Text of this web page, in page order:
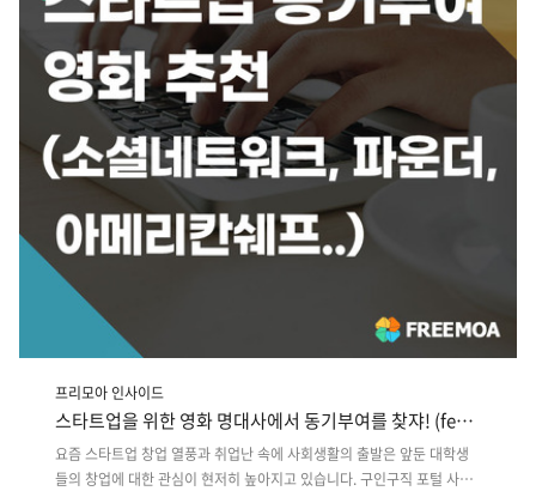
프리모아 인사이드
스타트업을 위한 영화 명대사에서 동기부여를 찾쟈! (feat.
왓챠)
요즘 스타트업 창업 열풍과 취업난 속에 사회생활의 출발은 앞둔 대학생
들의 창업에 대한 관심이 현저히 높아지고 있습니다. 구인구직 포털 사이